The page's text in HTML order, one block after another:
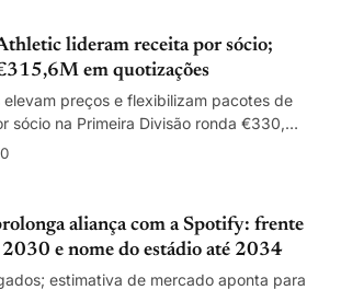
lideram receita por sócio;
em quotizações
elevam preços e flexibilizam pacotes de
sócio na Primeira Divisão ronda €330,
e Athletic (€615) destacam-se.
aliança com a Spotify: frente
2030 e nome do estádio até 2034
estimativa de mercado aponta para